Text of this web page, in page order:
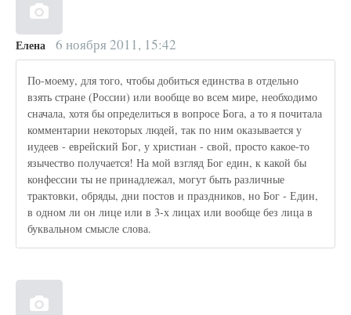
Елена 6 ноября 2011, 15:42
По-моему, для того, чтобы добиться единства в отдельно
взять стране (России) или вообще во всем мире, необходимо
сначала, хотя бы определиться в вопросе Бога, а то я почитала
комментарии некоторых людей, так по ним оказывается у
иудеев - еврейский Бог, у христиан - свой, просто какое-то
язычество получается! На мой взгляд Бог един, к какой бы
конфессии ты не принадлежал, могут быть различные
трактовки, обряды, дни постов и праздников, но Бог - Един,
в одном ли он лице или в 3-х лицах или вообще без лица в
буквальном смысле слова.